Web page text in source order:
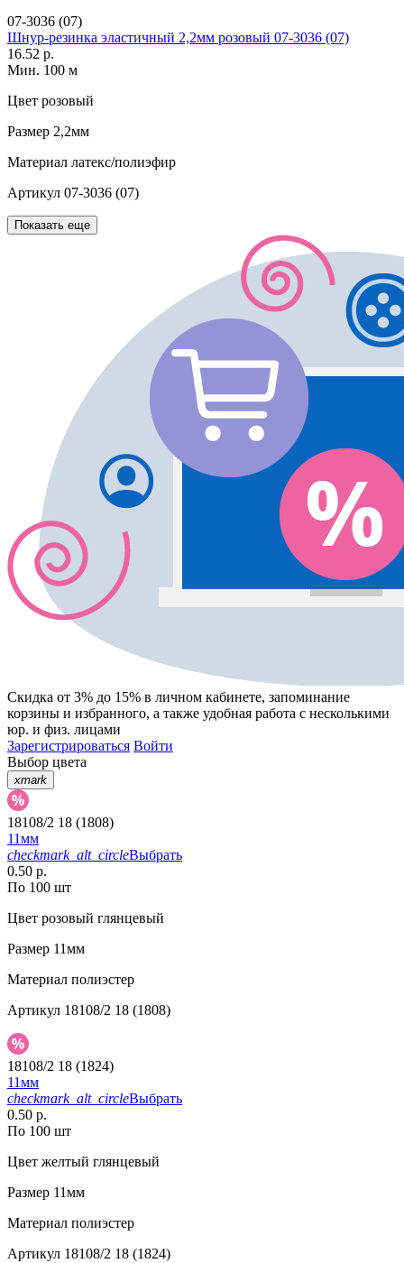
07-3036 (07)
Шнур-резинка эластичный 2,2мм розовый 07-3036 (07)
16.52 р.
Мин. 100 м
Цвет розовый
Размер 2,2мм
Материал латекс/полиэфир
Артикул 07-3036 (07)
Показать еще
Скидка от 3% до 15% в личном кабинете, запоминание
корзины и избранного, а также удобная работа с несколькими
юр. и физ. лицами
Зарегистрироваться Войти
Выбор цвета
xmark
18108/2 18 (1808)
11мм
checkmark_alt_circleВыбрать
0.50 р.
По 100 шт
Цвет розовый глянцевый
Размер 11мм
Материал полиэстер
Артикул 18108/2 18 (1808)
18108/2 18 (1824)
11мм
checkmark_alt_circleВыбрать
0.50 р.
По 100 шт
Цвет желтый глянцевый
Размер 11мм
Материал полиэстер
Артикул 18108/2 18 (1824)